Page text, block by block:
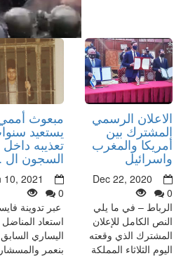
مبعوث
يستعيد
تعذيبه داخل
السجون ال
10, 2021
0
عبر تدوينة
استعاد المناضل
اليساري
بنعمر والمسشار
الاعلان الرسمي
المشترك بين
أمريكا والمغرب
واسرائيل
Dec 22, 2020
0
الرباط – في ما يلي
النص الكامل للإعلان
المشترك الذي وقعته
اليوم الثلاثاء المملكة